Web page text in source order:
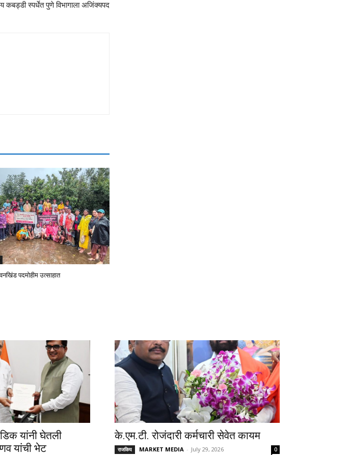
कबड्डी स्पर्धेत पुणे विभागाला अजिंक्यपद
पदमोहीम उत्साहात
यांनी घेतली
यांची भेट
के.एम.टी. रोजंदारी कर्मचारी सेवेत कायम
राजकिय MARKET MEDIA - July 29, 2026 0